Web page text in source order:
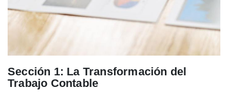
Sección 1: La Transformación del
Trabajo Contable